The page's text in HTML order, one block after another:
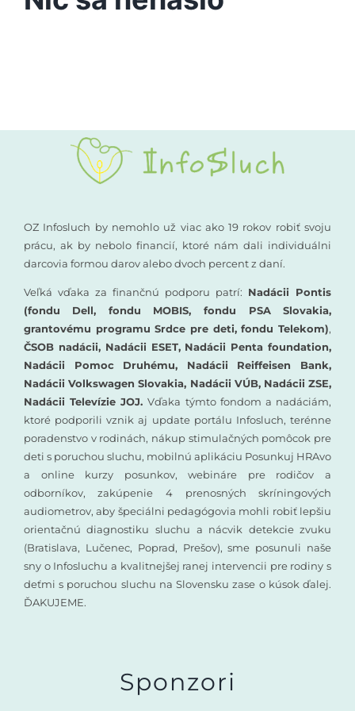
Vyšetrenia sluchu
Rané poradenstvo
Vzdelávanie
OZ Infosluch by nemohlo už viac ako 19 rokov robiť svoju
prácu, ak by nebolo financií, ktoré nám dali individuálni
darcovia formou darov alebo dvoch percent z daní.
Veľká vďaka za finančnú podporu patrí: Nadácii Pontis
(fondu Dell, fondu MOBIS, fondu PSA Slovakia,
grantovému programu Srdce pre deti, fondu Telekom),
ČSOB nadácii, Nadácii ESET, Nadácii Penta foundation,
Nadácii Pomoc Druhému, Nadácii Reiffeisen Bank,
Nadácii Volkswagen Slovakia, Nadácii VÚB, Nadácii ZSE,
Nadácii Televízie JOJ.Vďaka týmto fondom a nadáciám,
ktoré podporili vznik aj update portálu Infosluch, terénne
poradenstvo v rodinách, nákup stimulačných pomôcok pre
deti s poruchou sluchu, mobilnú aplikáciu Posunkuj HRAvo
a online kurzy posunkov, webináre pre rodičov a
odborníkov, zakúpenie 4 prenosných skríningových
audiometrov, aby špeciálni pedagógovia mohli robiť lepšiu
orientačnú diagnostiku sluchu a nácvik detekcie zvuku
(Bratislava, Lučenec, Poprad, Prešov), sme posunuli naše
sny o Infosluchu a kvalitnejšej ranej intervencii pre rodiny s
deťmi s poruchou sluchu na Slovensku zase o kúsok ďalej.
ĎAKUJEME.
Sponzori